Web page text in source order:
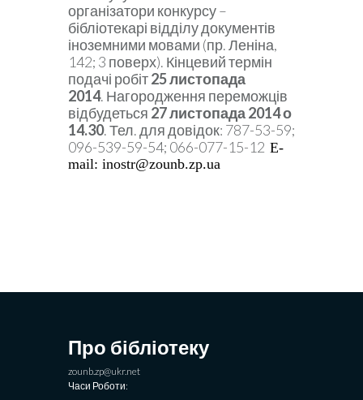
організатори конкурсу –
бібліотекарі відділу документів
іноземними мовами (пр. Леніна,
142; 3 поверх). Кінцевий термін
подачі робіт25 листопада
2014. Нагородження переможців
відбудеться 27 листопада 2014 о
14.30.Тел. для довідок: 787-53-59;
096-539-59-54; 066-077-15-12 E-
mail: inostr@zounb.zp.ua
Про бібліотеку
zounb.zp@ukr.net
Часи Роботи: